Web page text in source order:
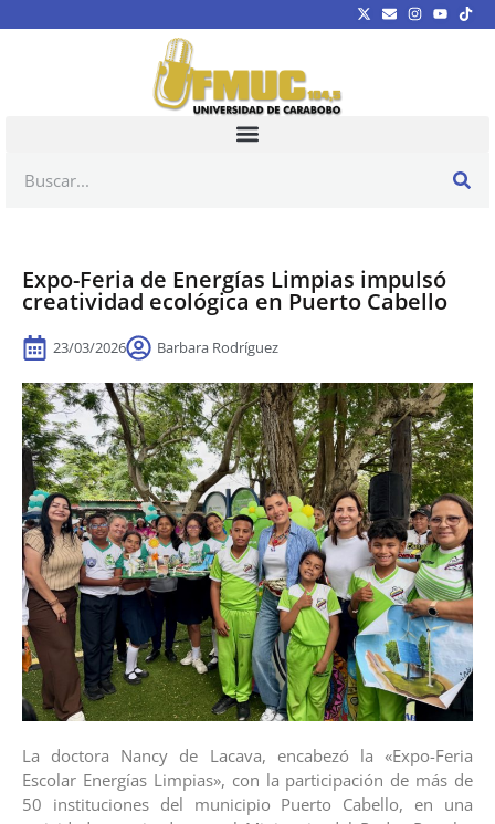
Expo-Feria de Energías Limpias impulsó
creatividad ecológica en Puerto Cabello
23/03/2026 Barbara Rodríguez
La doctora Nancy de Lacava, encabezó la «Expo-Feria
Escolar Energías Limpias», con la participación de más de
50 instituciones del municipio Puerto Cabello, en una